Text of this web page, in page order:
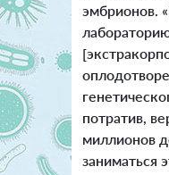
эмбрионов.
потратив,
миллионов
заниматься